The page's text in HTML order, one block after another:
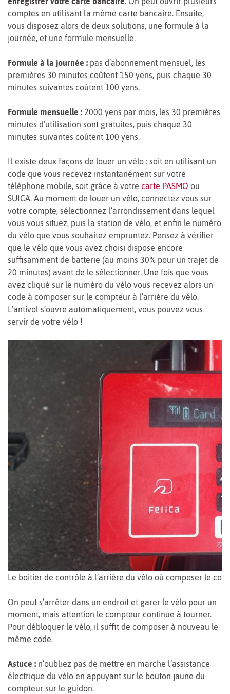
comptes en utilisant la même carte bancaire. Ensuite,
vous disposez alors de deux solutions, une formule à la
journée, et une formule mensuelle.
Formule à la journée : pas d’abonnement mensuel, les
premières 30 minutes coûtent 150 yens, puis chaque 30
minutes suivantes coûtent 100 yens.
Formule mensuelle : 2000 yens par mois, les 30 premières
minutes d’utilisation sont gratuites, puis chaque 30
minutes suivantes coûtent 100 yens.
Il existe deux façons de louer un vélo : soit en utilisant un
code que vous recevez instantanément sur votre
téléphone mobile, soit grâce à votre carte PASMO ou
SUICA. Au moment de louer un vélo, connectez vous sur
votre compte, sélectionnez l’arrondissement dans lequel
vous vous situez, puis la station de vélo, et enfin le numéro
du vélo que vous souhaitez empruntez. Pensez à vérifier
que le vélo que vous avez choisi dispose encore
suffisamment de batterie (au moins 30% pour un trajet de
20 minutes) avant de le sélectionner. Une fois que vous
avez cliqué sur le numéro du vélo vous recevez alors un
code à composer sur le compteur à l’arrière du vélo.
L’antivol s’ouvre automatiquement, vous pouvez vous
servir de votre vélo !
Le boitier de contrôle à l’arrière du vélo où composer le
On peut s’arrêter dans un endroit et garer le vélo pour un
moment, mais attention le compteur continue à tourner.
Pour débloquer le vélo, il suffit de composer à nouveau le
même code.
Astuce : n’oubliez pas de mettre en marche l’assistance
électrique du vélo en appuyant sur le bouton jaune du
compteur sur le guidon.